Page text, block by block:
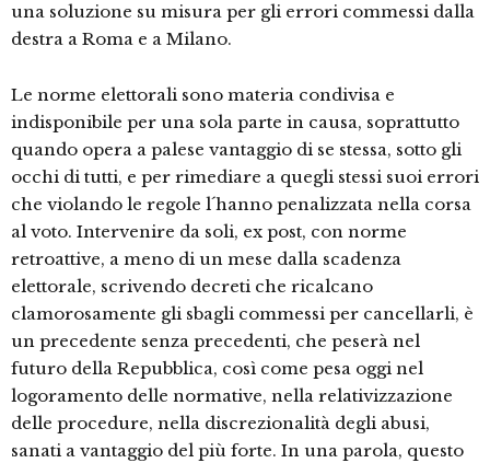
una soluzione su misura per gli errori commessi dalla
destra a Roma e a Milano.
Le norme elettorali sono materia condivisa e
indisponibile per una sola parte in causa, soprattutto
quando opera a palese vantaggio di se stessa, sotto gli
occhi di tutti, e per rimediare a quegli stessi suoi errori
che violando le regole l´hanno penalizzata nella corsa
al voto. Intervenire da soli, ex post, con norme
retroattive, a meno di un mese dalla scadenza
elettorale, scrivendo decreti che ricalcano
clamorosamente gli sbagli commessi per cancellarli, è
un precedente senza precedenti, che peserà nel
futuro della Repubblica, così come pesa oggi nel
logoramento delle normative, nella relativizzazione
delle procedure, nella discrezionalità degli abusi,
sanati a vantaggio del più forte. In una parola, questo